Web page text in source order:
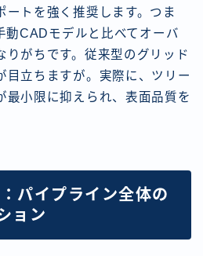
ートを強く推奨します。つま
動CADモデルと比べてオーバ
りがちです。従来型のグリッド
目立ちますが。実際に、ツリー
最小限に抑えられ、表面品質を
パイプライン全体の
ョン